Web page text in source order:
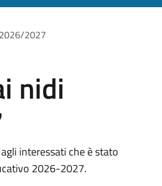
2027
nidi
interessati che è stato
2026-2027.